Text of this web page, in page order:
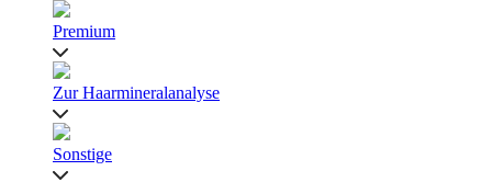
Premium
Zur Haarmineralanalyse
Sonstige